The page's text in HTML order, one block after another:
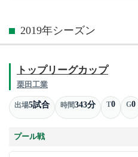
2019年シーズン
トップリーグカップ
栗田工業
出場5試合 時間343分 T0 G0
プール戦